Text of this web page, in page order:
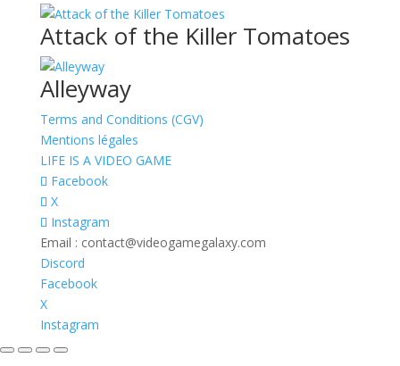
Attack of the Killer Tomatoes
Alleyway
Terms and Conditions (CGV)
Mentions légales
LIFE IS A VIDEO GAME
Facebook
X
Instagram
Email : contact@videogamegalaxy.com
Discord
Facebook
X
Instagram